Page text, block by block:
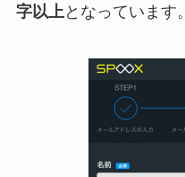
字以上 となっています。